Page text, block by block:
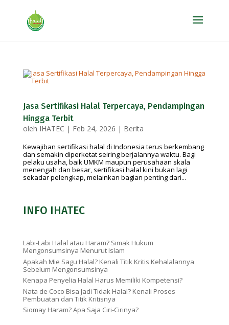
Jasa Sertifikasi Halal Terpercaya, Pendampingan
Hingga Terbit
oleh IHATEC | Feb 24, 2026 | Berita
Kewajiban sertifikasi halal di Indonesia terus berkembang
dan semakin diperketat seiring berjalannya waktu. Bagi
pelaku usaha, baik UMKM maupun perusahaan skala
menengah dan besar, sertifikasi halal kini bukan lagi
sekadar pelengkap, melainkan bagian penting dari...
INFO IHATEC
Labi-Labi Halal atau Haram? Simak Hukum
Mengonsumsinya Menurut Islam
Apakah Mie Sagu Halal? Kenali Titik Kritis Kehalalannya
Sebelum Mengonsumsinya
Kenapa Penyelia Halal Harus Memiliki Kompetensi?
Nata de Coco Bisa Jadi Tidak Halal? Kenali Proses
Pembuatan dan Titik Kritisnya
Siomay Haram? Apa Saja Ciri-Cirinya?